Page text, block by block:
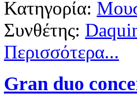
Κατηγορία:
Συνθέτης:
Περισσότερα...
Gran duo